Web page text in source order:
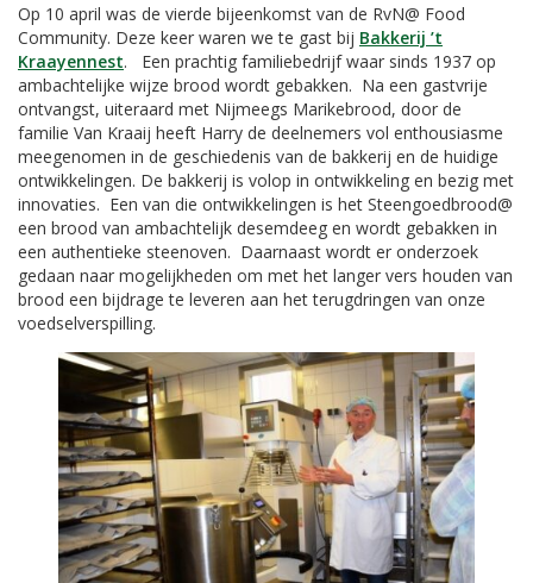
Op 10 april was de vierde bijeenkomst van de RvN@ Food
Community. Deze keer waren we te gast bij Bakkerij ’t
Kraayennest. Een prachtig familiebedrijf waar sinds 1937 op
ambachtelijke wijze brood wordt gebakken. Na een gastvrije
ontvangst, uiteraard met Nijmeegs Marikebrood, door de
familie Van Kraaij heeft Harry de deelnemers vol enthousiasme
meegenomen in de geschiedenis van de bakkerij en de huidige
ontwikkelingen. De bakkerij is volop in ontwikkeling en bezig met
innovaties. Een van die ontwikkelingen is het Steengoedbrood@
een brood van ambachtelijk desemdeeg en wordt gebakken in
een authentieke steenoven. Daarnaast wordt er onderzoek
gedaan naar mogelijkheden om met het langer vers houden van
brood een bijdrage te leveren aan het terugdringen van onze
voedselverspilling.